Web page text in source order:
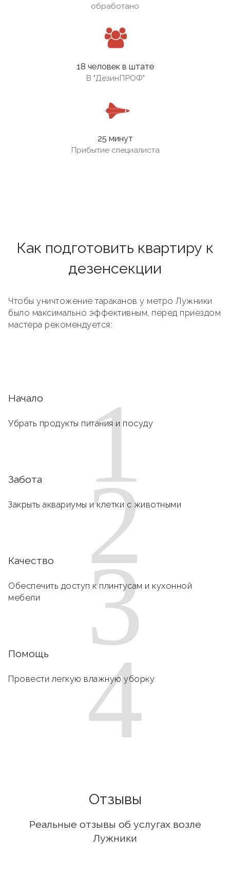
обработано
18 человек в штате
В "ДезинПРОФ"
25 минут
Прибытие специалиста
Как подготовить квартиру к
дезенсекции
Чтобы уничтожение тараканов у метро Лужники
было максимально эффективным, перед приездом
мастера рекомендуется:
1
Начало
Убрать продукты питания и посуду
2
Забота
Закрыть аквариумы и клетки с животными
3
Качество
Обеспечить доступ к плинтусам и кухонной
мебели
4
Помощь
Провести легкую влажную уборку
Отзывы
Реальные отзывы об услугах возле
Лужники